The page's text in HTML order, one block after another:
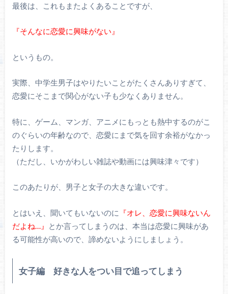
最後は、これもまたよくあることですが、
『そんなに恋愛に興味がない』
というもの。
実際、中学生男子はやりたいことがたくさんありすぎて、
恋愛にそこまで関心がない子も少なくありません。
特に、ゲーム、マンガ、アニメにもっとも熱中するのがこ
のぐらいの年齢なので、恋愛にまで気を回す余裕がなかっ
たりします。
（ただし、いかがわしい雑誌や動画には興味津々です）
このあたりが、男子と女子の大きな違いです。
とはいえ、聞いてもいないのに 『オレ、恋愛に興味ないん
だよね…』
とか言ってしまうのは、本当は恋愛に興味があ
る可能性が高いので、諦めないようにしましょう。
女子編 好きな人をつい目で追ってしまう